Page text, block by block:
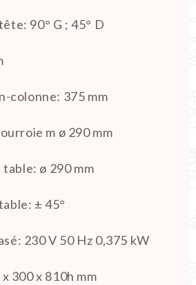
: 90° G ; 45° D
colonne: 375 mm
m ø 290 mm
table: ø 290 mm
: ± 45°
: 230 V 50 Hz 0,375 kW
300 x 810h mm